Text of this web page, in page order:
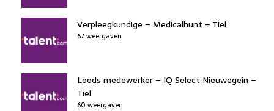
Verpleegkundige – Medicalhunt – Tiel
67 weergaven
Loods medewerker – IQ Select Nieuwegein –
Tiel
60 weergaven